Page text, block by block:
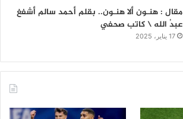
مقال : هنـون ألا هنـون.. بقلم أحمد سالم أشفغ
عبدُ الله \ كاتب صحفي
17 يناير، 2025